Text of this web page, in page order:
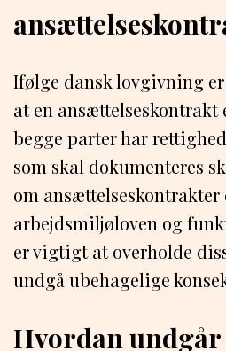
Ifølge dansk lovgivning
at en ansættelseskontrakt
begge parter har
som skal dokumenteres
om ansættelseskontrakter
arbejdsmiljøloven og
er vigtigt at overholde
undgå ubehagelige
Hvordan undgår